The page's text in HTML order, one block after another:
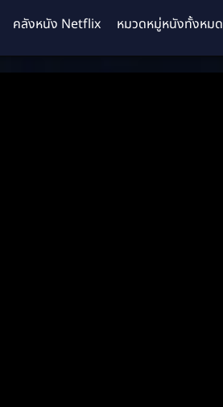
คลังหนัง Netflix หมวดหมู่หนังทั้งหมด